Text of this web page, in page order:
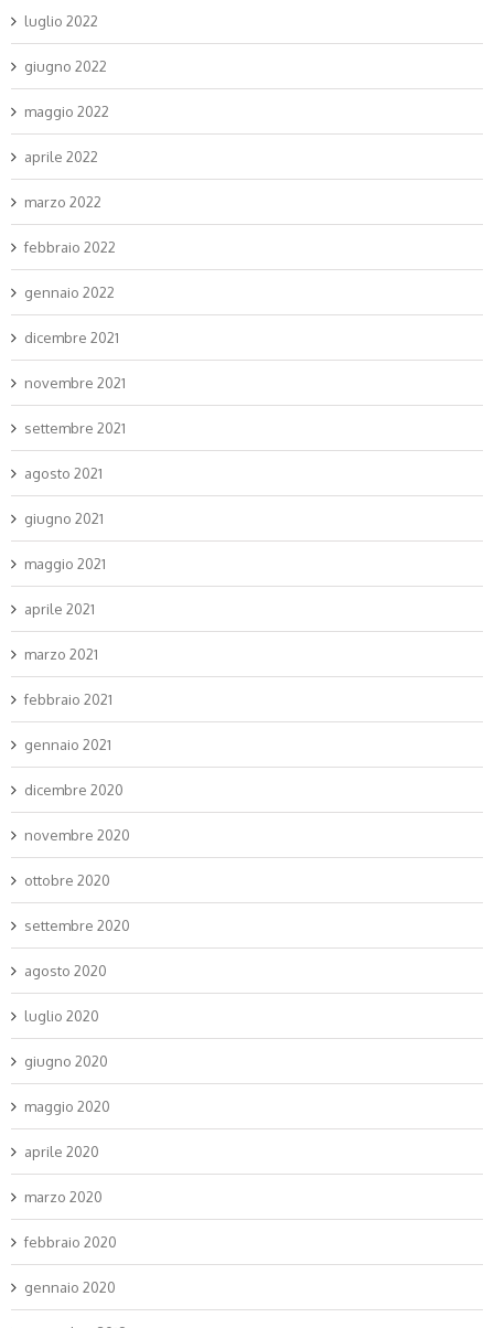
luglio 2022
giugno 2022
maggio 2022
aprile 2022
marzo 2022
febbraio 2022
gennaio 2022
dicembre 2021
novembre 2021
settembre 2021
agosto 2021
giugno 2021
maggio 2021
aprile 2021
marzo 2021
febbraio 2021
gennaio 2021
dicembre 2020
novembre 2020
ottobre 2020
settembre 2020
agosto 2020
luglio 2020
giugno 2020
maggio 2020
aprile 2020
marzo 2020
febbraio 2020
gennaio 2020